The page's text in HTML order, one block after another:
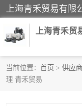
上海青禾贸
当前位置： 首页 > 供应
理 青禾贸易
酒类饮料报关